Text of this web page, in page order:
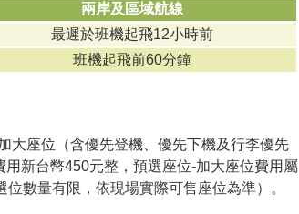
兩岸及區域航線
最遲於班機起飛12小時前
班機起飛前60分鐘
大座位（含優先登機、優先下機及行李優先
新台幣450元整，預選座位-加大座位費用屬
數量有限，依現場實際可售座位為準）。